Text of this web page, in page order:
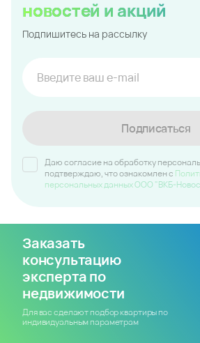
Будьте в курсе наших
Подпишитесь на рассылку
Подписаться